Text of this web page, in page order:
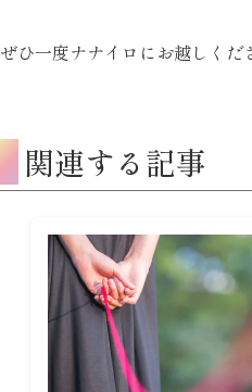
ぜひ一度ナナイロにお越しくだ
関連する記事